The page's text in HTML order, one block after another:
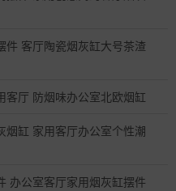
件 客厅陶瓷烟灰缸大号茶渣
客厅 防烟味办公室北欧烟缸
烟缸 家用客厅办公室个性潮
办公室客厅家用烟灰缸摆件